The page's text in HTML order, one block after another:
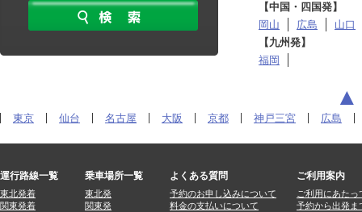
【中国・四国発】
岡山
広島
山口
【九州発】
福岡
東京 仙台 名古屋 大阪 京都 神戸三宮 広島
運行路線一覧
東北発着
関東発着
乗車場所一覧
東北発
関東発
よくある質問
予約のお申し込みについて
料金の支払いについて
ご利用案内
ご利用にあたっ
予約から出発ま